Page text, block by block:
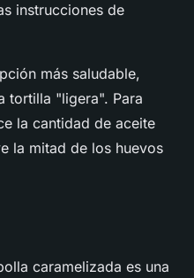
instrucciones de
más saludable,
tortilla "ligera". Para
la cantidad de aceite
la mitad de los huevos
caramelizada es una